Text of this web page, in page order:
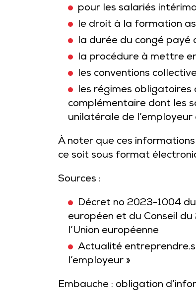
pour les salariés
le droit à la formation
la durée du congé payé
la procédure à mettre
les conventions
les régimes
complémentaire dont les
unilatérale de
À noter que ces
ce soit sous format
Sources :
Décret no 2023-1004
européen et du Conseil
l’Union européenne
Actualité
l’employeur »
Embauche : obligation